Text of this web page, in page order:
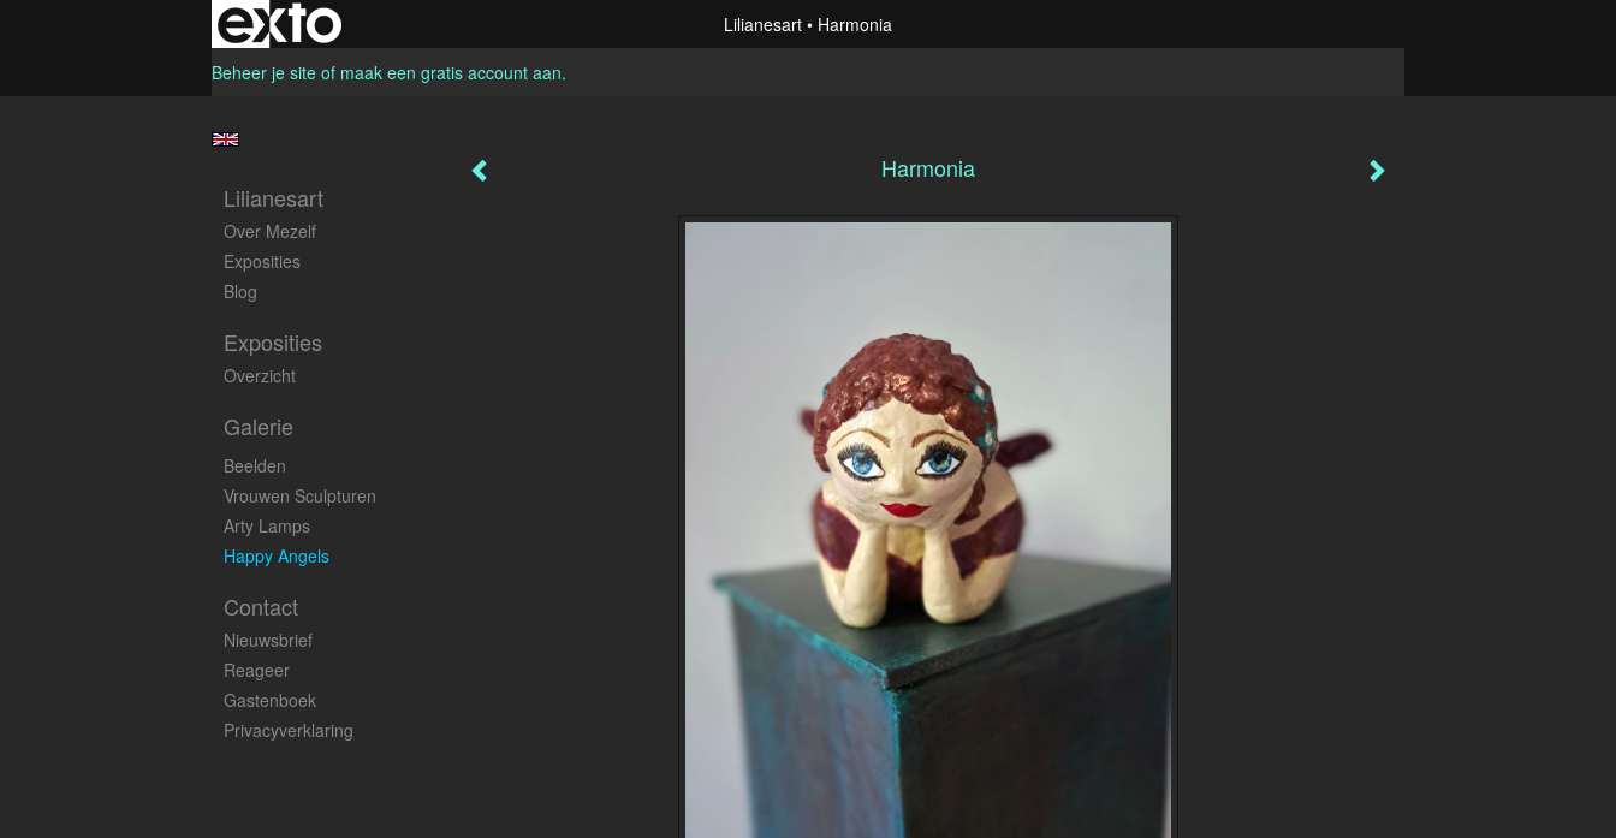
Lilianesart
Harmonia
Beheer je site of maak een gratis account aan.
Harmonia
Lilianesart
Over Mezelf
Exposities
Blog
Exposities
Overzicht
Galerie
Beelden
Vrouwen Sculpturen
Arty Lamps
Happy Angels
Contact
Nieuwsbrief
Reageer
Gastenboek
Privacyverklaring